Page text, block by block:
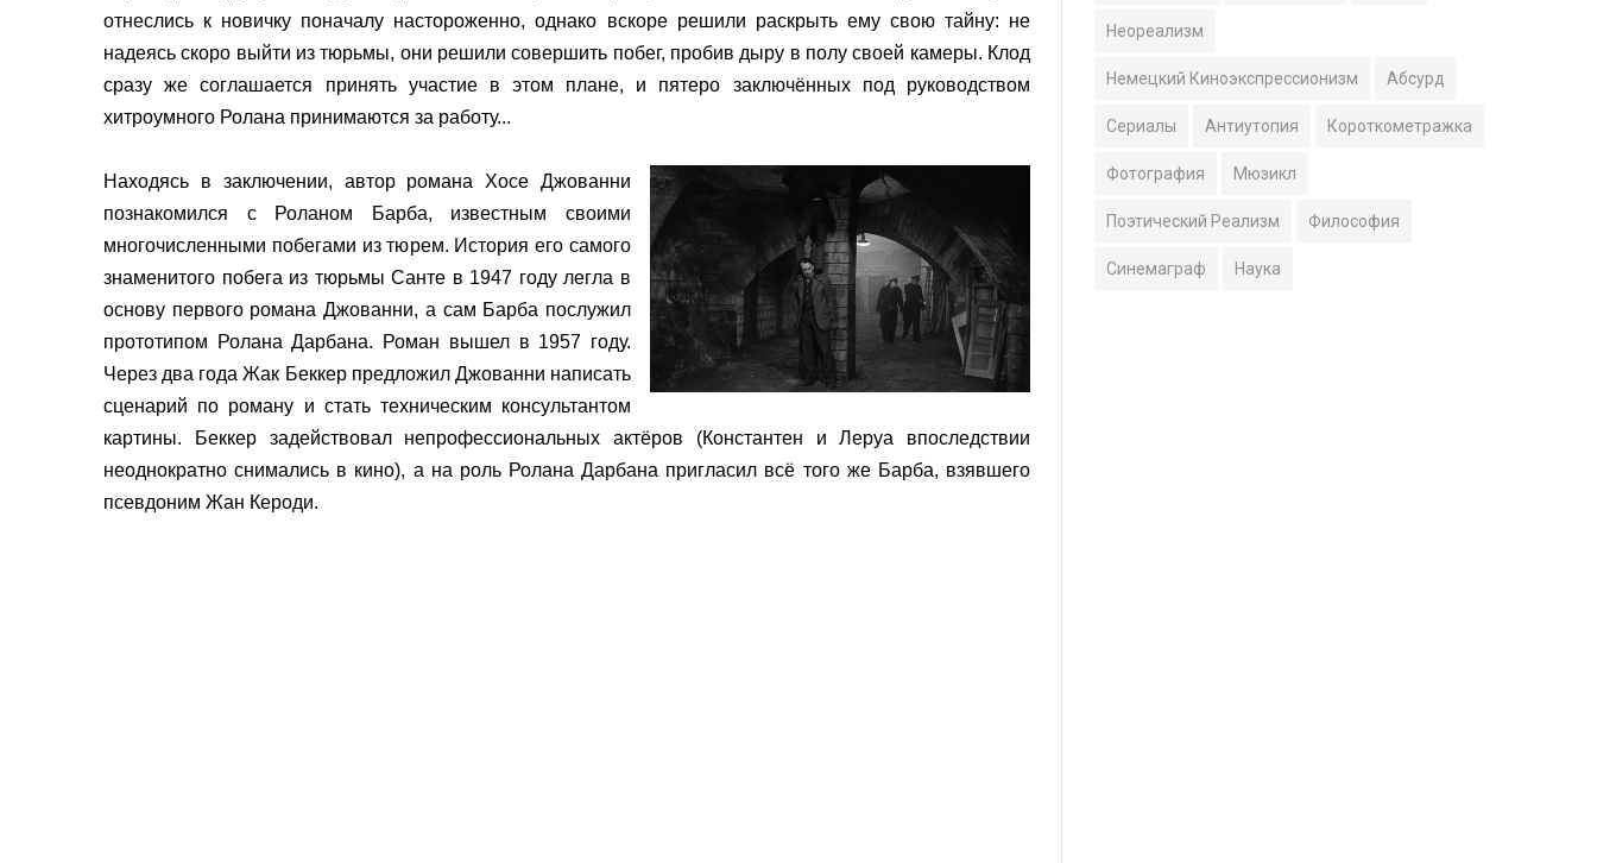
отнеслись к новичку поначалу настороженно, однако вскоре решили раскрыть ему свою тайну: не
надеясь скоро выйти из тюрьмы, они решили совершить побег, пробив дыру в полу своей камеры. Клод
сразу же соглашается принять участие в этом плане, и пятеро заключённых под руководством
хитроумного Ролана принимаются за работу...
Находясь в заключении, автор романа Хосе Джованни
познакомился с Роланом Барба, известным своими
многочисленными побегами из тюрем. История его самого
знаменитого побега из тюрьмы Санте в 1947 году легла в
основу первого романа Джованни, а сам Барба послужил
прототипом Ролана Дарбана. Роман вышел в 1957 году.
Через два года Жак Беккер предложил Джованни написать
сценарий по роману и стать техническим консультантом
картины. Беккер задействовал непрофессиональных актёров (Константен и Леруа впоследствии
неоднократно снимались в кино), а на роль Ролана Дарбана пригласил всё того же Барба, взявшего
псевдоним Жан Кероди.
Неореализм
Немецкий Киноэкспрессионизм Абсурд
Сериалы Антиутопия Короткометражка
Фотография Мюзикл
Поэтический Реализм Философия
Синемаграф Наука